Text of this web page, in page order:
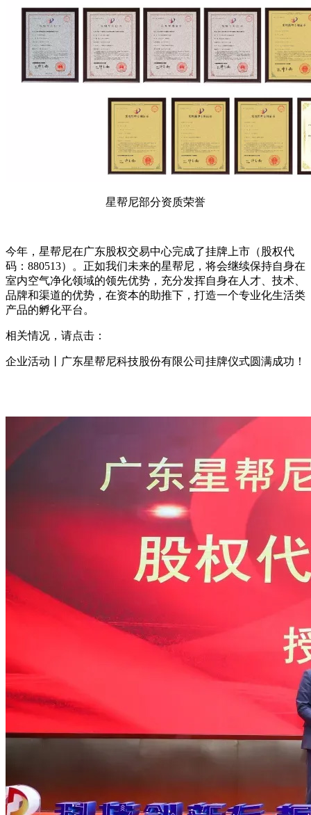
星帮尼部分资质荣誉
今年，星帮尼在广东股权交易中心完成了挂牌上市（股权代
码：880513）。正如我们未来的星帮尼，将会继续保持自身在
室内空气净化领域的领先优势，充分发挥自身在人才、技术、
品牌和渠道的优势，在资本的助推下，打造一个专业化生活类
产品的孵化平台。
相关情况，请点击：
企业活动丨广东星帮尼科技股份有限公司挂牌仪式圆满成功！